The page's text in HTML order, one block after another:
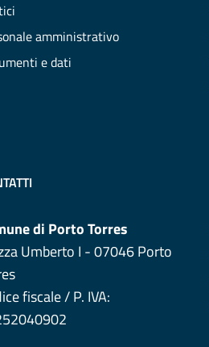
amministrativo
e dati
di Porto Torres
Umberto I - 07046 Porto
fiscale / P. IVA: